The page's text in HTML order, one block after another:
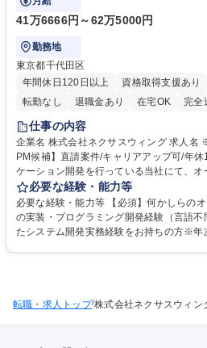
41万6666円～62万5000円
勤務地
東京都千代田区
年間休日120日以上
資格取得支援あり
転勤なし
退職金あり 在宅OK 完全
仕事の内容
企業名 株式会社ネクサスウィング 求人名 ※経験者歓迎【Javaエンジニア/
PM候補】直請案件/キャリアアップ可/年休120日 仕事の内容
ケーション開発を行っている当社にて、
システム開発のＰＭ候補をお任せいたしま
から下流まで一貫してチームで対応するポジション
庁、通信、金融等の大規模システム開発に
自社チームで客先に参画します。主要顧客
【Javaエンジニア/PM候補】直請案件/キャ
必要な経験・能力等
必要な経験・能力等 【必須】何かしらの
の実装・プログラミング開発経験（言語
たシステム開発実務経験をお持ちの方※年
迎です。■働き方：週数回のリモート・在宅勤務可能。 学
転職・求人トップ/株式会社ネクサスウィン